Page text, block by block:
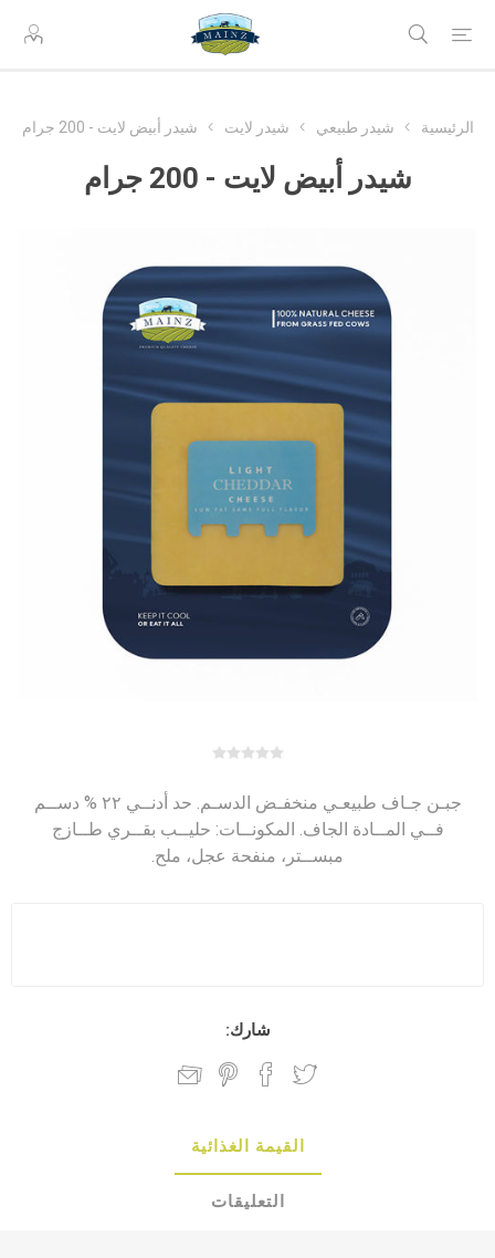
الرئيسية شيدر طبيعي شيدر لايت شيدر أبيض لايت - 200 جرام
شيدر أبيض لايت - 200 جرام
جبـن جـاف طبيعـي منخفـض الدسـم. حد أدنــي ٢٢ % دســم
فــي المــادة الجاف. المكونــات: حليــب بقــري طــازج
مبســتر، منفحة عجل، ملح.
شارك:
القيمة الغذائية
التعليقات